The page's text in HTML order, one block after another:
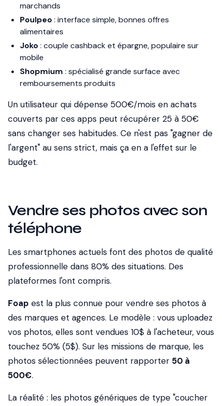
marchands
Poulpeo: interface simple, bonnes offres
alimentaires
Joko: couple cashback et épargne, populaire sur
mobile
Shopmium : spécialisé grande surface avec
remboursements produits
Un utilisateur qui dépense 500€/mois en achats
couverts par ces apps peut récupérer 25 à 50€
sans changer ses habitudes. Ce n'est pas "gagner de
l'argent" au sens strict, mais ça en a l'effet sur le
budget.
Vendre ses photos avec son
téléphone
Les smartphones actuels font des photos de qualité
professionnelle dans 80% des situations. Des
plateformes l'ont compris.
Foap est la plus connue pour vendre ses photos à
des marques et agences. Le modèle : vous uploadez
vos photos, elles sont vendues 10$ à l'acheteur, vous
touchez 50% (5$). Sur les missions de marque, les
photos sélectionnées peuvent rapporter 50 à
500€.
La réalité : les photos génériques de type "coucher